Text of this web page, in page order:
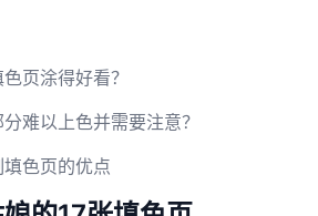
页涂得好看？
难以上色并需要注意？
色页的优点